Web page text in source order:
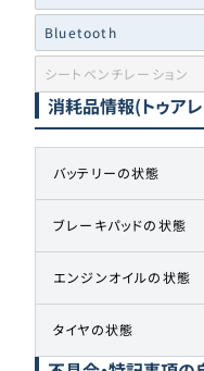
Bluetooth
シートベンチレーション
消耗品情報(トゥア
バッテリーの状態
ブレーキパッドの状態
エンジンオイルの状態
タイヤの状態